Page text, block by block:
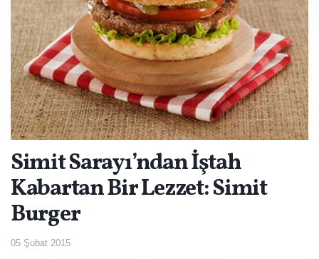
Simit Sarayı’ndan İştah
Kabartan Bir Lezzet: Simit
Burger
05 Şubat 2015